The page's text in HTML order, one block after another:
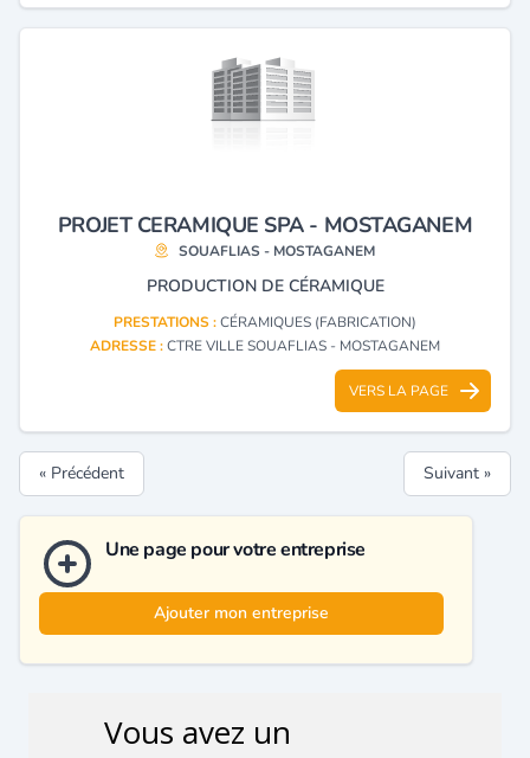
PROJET CERAMIQUE SPA - MOSTAGANEM
SOUAFLIAS - MOSTAGANEM
PRODUCTION DE CÉRAMIQUE
PRESTATIONS :CÉRAMIQUES (FABRICATION)
ADRESSE :CTRE VILLE SOUAFLIAS - MOSTAGANEM
VERS LA PAGE
« Précédent Suivant »
Une page pour votre entreprise
Ajouter mon entreprise